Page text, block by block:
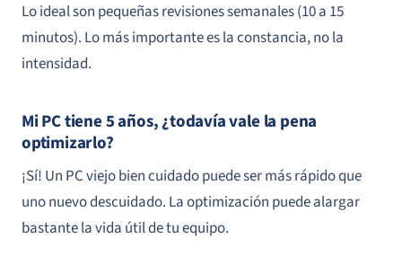
Lo ideal son pequeñas revisiones semanales (10 a 15
minutos). Lo más importante es la constancia, no la
intensidad.
Mi PC tiene 5 años, ¿todavía vale la pena
optimizarlo?
¡Sí! Un PC viejo bien cuidado puede ser más rápido que
uno nuevo descuidado. La optimización puede alargar
bastante la vida útil de tu equipo.